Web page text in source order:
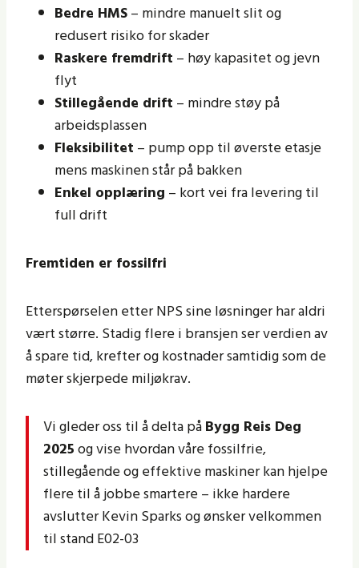
Bedre HMS– mindre manuelt slit og
redusert risiko for skader
Raskere fremdrift – høy kapasitet og jevn
flyt
Stillegående drift – mindre støy på
arbeidsplassen
Fleksibilitet – pump opp til øverste etasje
mens maskinen står på bakken
Enkel opplæring – kort vei fra levering til
full drift
Fremtiden er fossilfri
Etterspørselen etter NPS sine løsninger har aldri
vært større. Stadig flere i bransjen ser verdien av
å spare tid, krefter og kostnader samtidig som de
møter skjerpede miljøkrav.
Vi gleder oss til å delta påBygg Reis Deg
2025og vise hvordan våre fossilfrie,
stillegående og effektive maskiner kan hjelpe
flere til å jobbe smartere – ikke hardere
avslutter Kevin Sparks og ønsker velkommen
til stand E02-03